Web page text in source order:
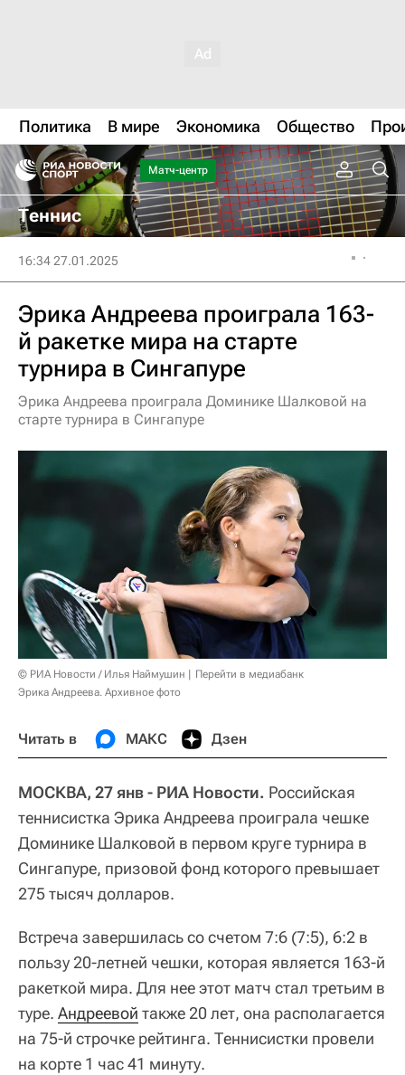
Политика В мире Экономика Общество
Матч-центр
Теннис
16:34 27.01.2025
Эрика Андреева проиграла 163-
й ракетке мира на старте
турнира в Сингапуре
Эрика Андреева проиграла Доминике Шалковой на
старте турнира в Сингапуре
© РИА Новости / Илья Наймушин
Перейти в медиабанк
Эрика Андреева. Архивное фото
Читать в МАКС Дзен
МОСКВА, 27 янв - РИА Новости. Российская
теннисистка Эрика Андреева проиграла чешке
Доминике Шалковой в первом круге турнира в
Сингапуре, призовой фонд которого превышает
275 тысяч долларов.
Встреча завершилась со счетом 7:6 (7:5), 6:2 в
пользу 20-летней чешки, которая является 163-й
ракеткой мира. Для нее этот матч стал третьим в
туре. Андреевой также 20 лет, она располагается
на 75-й строчке рейтинга. Теннисистки провели
на корте 1 час 41 минуту.